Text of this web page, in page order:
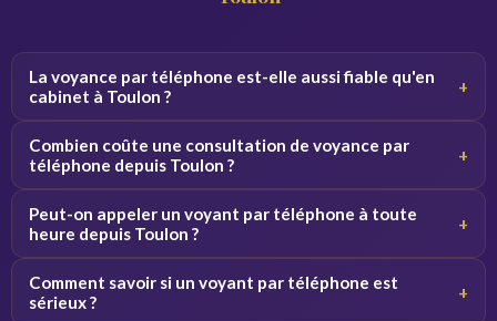
La voyance par téléphone est-elle aussi fiable qu'en
cabinet à Toulon ?
+
Par téléphone, le voyant se concentre sur votre voix et
Combien coûte une consultation de voyance par
téléphone depuis Toulon ?
+
voyant. Des premières minutes sont souvent offertes
Peut-on appeler un voyant par téléphone à toute
heure depuis Toulon ?
+
pouvez appeler de jour comme de nuit depuis Toulon et
Comment savoir si un voyant par téléphone est
sérieux ?
+